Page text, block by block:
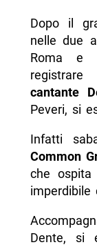
Dopo il
nelle due
Roma e
cantante
Peveri, si
Infatti
Common
che
imperdibile
Dente, si